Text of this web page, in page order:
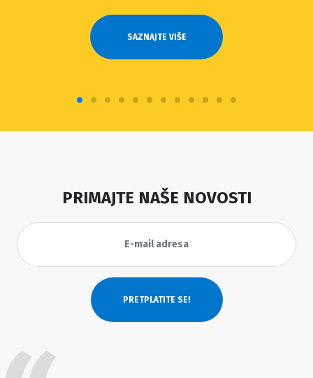
SAZNAJTE VIŠE
PRIMAJTE NAŠE NOVOSTI